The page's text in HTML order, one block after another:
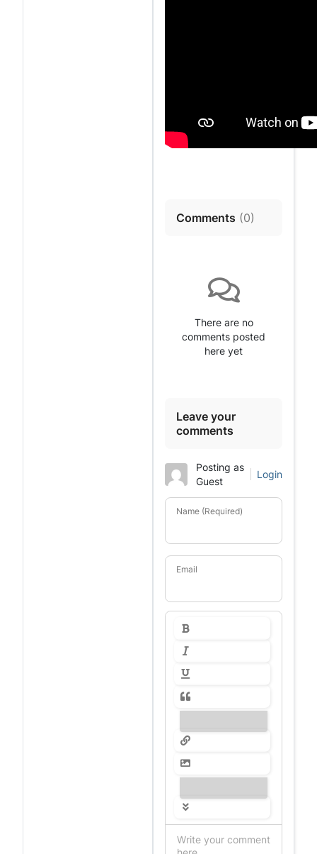
Comments (0)
There are no
comments posted
here yet
Leave your
comments
Posting as
Guest
Login
Name (Required)
Email